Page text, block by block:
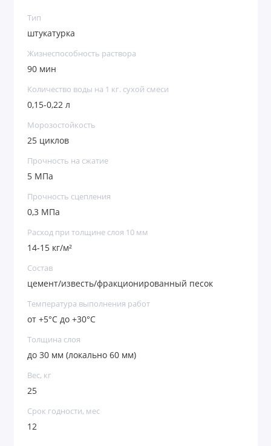
Тип
штукатурка
Жизнеспособность раствора
90 мин
Количество воды на 1 кг. сухой смеси
0,15-0,22 л
Морозостойкость
25 циклов
Прочность на сжатие
5 МПа
Прочность сцепления
0,3 МПа
Расход при толщине слоя 10 мм
14-15 кг/м²
Состав
цемент/известь/фракционированный песок
Температура выполнения работ
от +5°C до +30°C
Толщина слоя
до 30 мм (локально 60 мм)
Вес, кг
25
Срок годности, мес
12